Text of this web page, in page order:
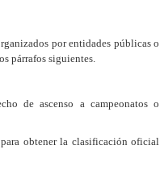
por entidades públicas o
párrafos siguientes.
de ascenso a campeonatos o
obtener la clasificación oficial